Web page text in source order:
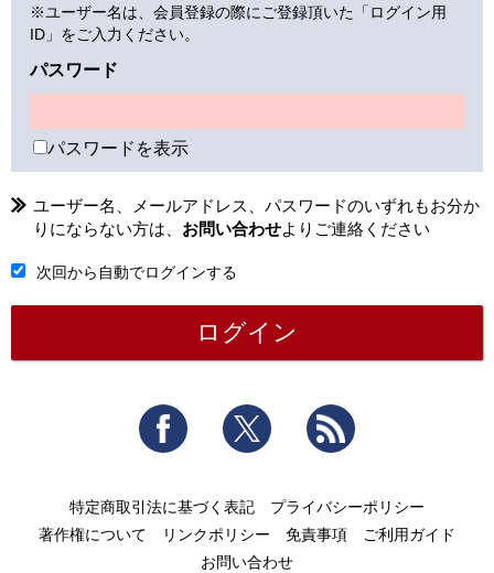
※ユーザー名は、会員登録の際にご登録頂いた「ログイン用
ID」をご入力ください。
パスワード
パスワードを表示
ユーザー名、メールアドレス、パスワードのいずれもお分か
りにならない方は、 お問い合わせよりご連絡ください
次回から自動でログインする
Facebook Twitter
特定商取引法に基づく表記
プライバシーポリシー
著作権について
リンクポリシー 免責事項
ご利用ガイド
お問い合わせ